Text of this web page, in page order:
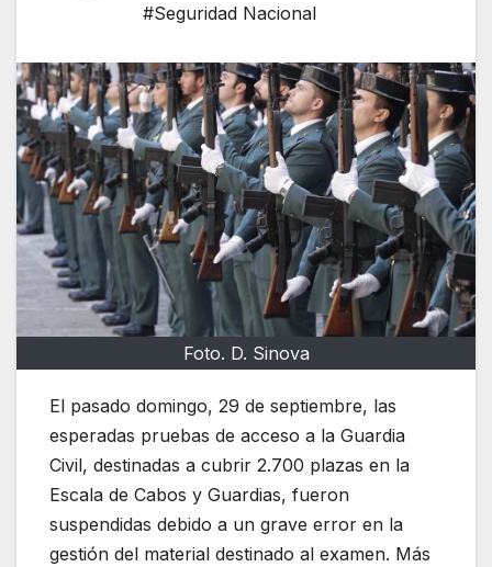
#Seguridad Nacional
Foto. D. Sinova
El pasado domingo, 29 de septiembre, las
esperadas pruebas de acceso a la Guardia
Civil, destinadas a cubrir 2.700 plazas en la
Escala de Cabos y Guardias, fueron
suspendidas debido a un grave error en la
gestión del material destinado al examen. Más